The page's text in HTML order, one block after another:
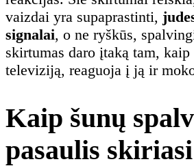
vaizdai yra supaprastinti,
signalai, o ne ryškūs,
skirtumas daro įtaką tam,
televiziją, reaguoja į ją ir
Kaip šunų
pasaulis